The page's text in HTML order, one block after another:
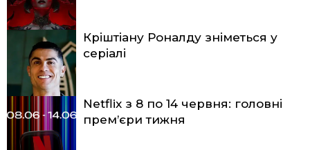
Кріштіану Роналду зніметься у
серіалі
Netflix з 8 по 14 червня: головні
прем’єри тижня